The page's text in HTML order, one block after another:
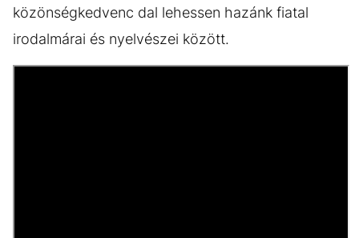
közönségkedvenc dal lehessen hazánk fiatal
irodalmárai és nyelvészei között.